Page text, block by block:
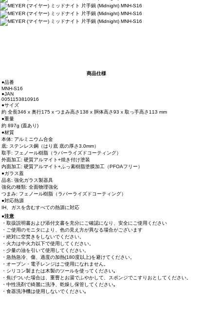
商品仕様
●品番
MNH-S16
●JAN
0051153810916
●サイズ
約 全長346 x 奥行175 x つまみ高さ138 x 胴体高さ93 x 取っ手高さ113 mm
●重量
約 897g (蓋あり)
●材質
本体: アルミニウム合金
底: ステンレス鋼（はり底 底の厚さ3.0mm）
取手: フェノール樹脂（ラバーライズドコーティング）
外面加工: 硬質アルマイト+焼き付け塗装
内面加工: 硬質アルマイト+ふっ素樹脂塗膜加工（PFOAフリー）
●ガラス蓋
品名: 強化ガラス製器具
強化の種類: 全面物理強化
つまみ: フェノール樹脂（ラバーライズドコーティング）
●対応熱源
IH、ガスを含むすべての熱源に対応
●注意
・取扱説明書および添付文書を充分にご確認になり、安全にご使用ください
・ご使用のモニタにより、色の見え方が異なる場合がございます
・絶対に空焚きをしないでください。
・火力は中火力以下で使用してください。
・少量の油を引いて使用してください。
・急熱急冷、傷、過度の加熱(180度以上)を避けてください。
・オーブン・電子レンジはご使用になれません。
・シリコン製または木製のツールを使ってください｡
・焦げついた場合は、重曹とお湯でふやかして、スポンジでこすりおとしてください。
・中性洗剤で綺麗に洗浄、乾燥し保管してください｡
・食器洗浄機は使用しないでください｡